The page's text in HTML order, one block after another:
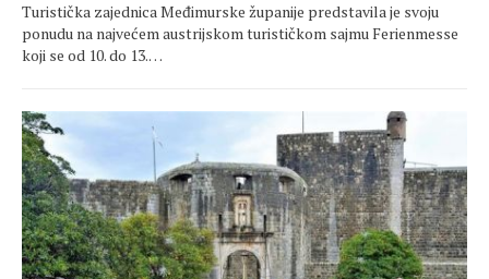
Turistička zajednica Međimurske županije predstavila je svoju
ponudu na najvećem austrijskom turističkom sajmu Ferienmesse
koji se od 10. do 13.…